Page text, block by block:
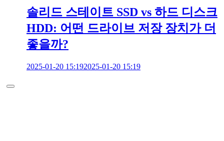
솔리드 스테이트 SSD vs 하드 디스크
HDD: 어떤 드라이브 저장 장치가 더
좋을까?
2025-01-20 15:192025-01-20 15:19